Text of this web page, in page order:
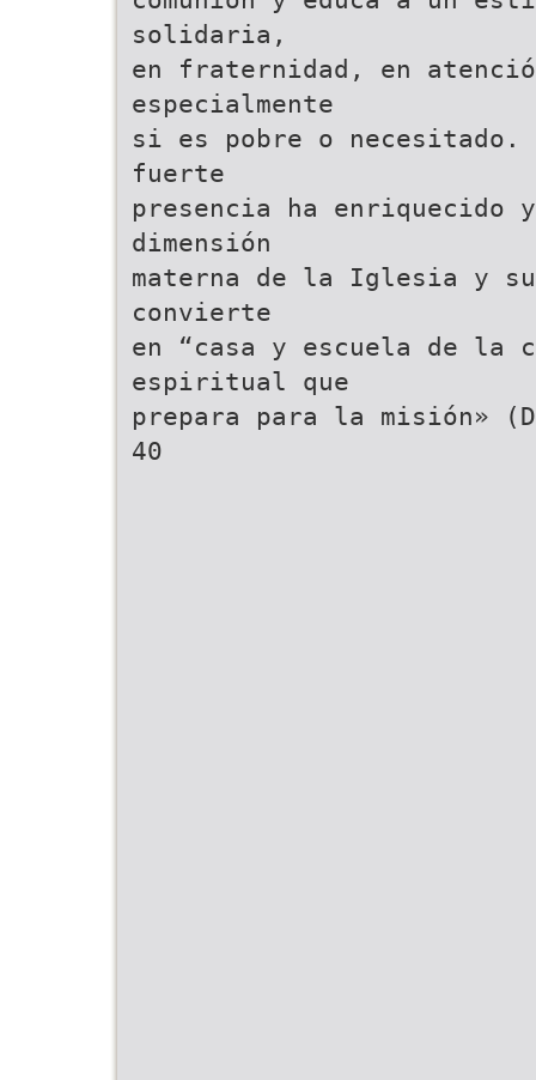
solidaria,
en fraternidad, en
especialmente
si es pobre o necesitado.
fuerte
presencia ha enriquecido
dimensión
materna de la Iglesia y
convierte
en “casa y escuela de la
espiritual que
prepara para la misión»
40